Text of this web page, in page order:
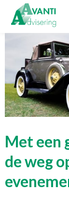
Organisatie
Onze
NOAB
Algemene
Sponsoring
Onze
Financiele
Zoeken
Met een
de weg